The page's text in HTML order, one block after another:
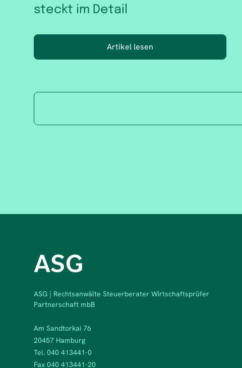
steckt im Detail
Artikel lesen
ASG | Rechtsanwälte Steuerberater Wirtschaftsprüfer
Partnerschaft mbB
Am Sandtorkai 76
20457 Hamburg
Tel. 040 413441-0
Fax 040 413441-20